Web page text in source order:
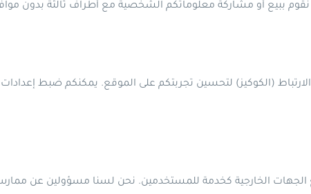
(الكوكيز) لتحسين تجربتكم على الموقع. يمكنكم ضبط
الجهات الخارجية كخدمة للمستخدمين. نحن لسنا مسؤولين عن